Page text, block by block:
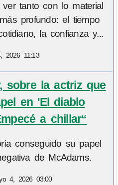
tanto con lo material
profundo: el tiempo
la confianza y...
2026 11:13
sobre la actriz que
en 'El diablo
a chillar“
conseguido su papel
de McAdams.
4, 2026 03:00